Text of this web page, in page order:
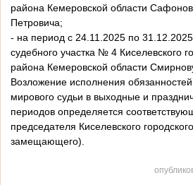
района Кемеровской области
Петровича;
- на период с 24.11.2025 по
судебного участка № 4 Киселевского
района Кемеровской области
Возложение исполнения
мирового судьи в выходные и
периодов определяется
председателя Киселевского
замещающего).